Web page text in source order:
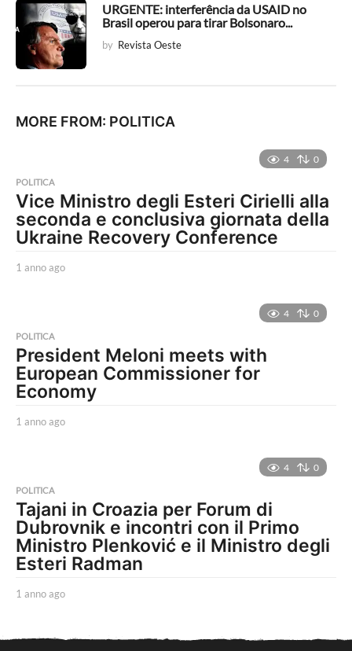
URGENTE: interferência da USAID no
Brasil operou para tirar Bolsonaro...
by Revista Oeste
MORE FROM: POLITICA
4 0
POLITICA
Vice Ministro degli Esteri Cirielli alla
seconda e conclusiva giornata della
Ukraine Recovery Conference
1 anno ago
g
o
4 0
POLITICA
President Meloni meets with
European Commissioner for
Economy
1 anno ago
o
4 0
POLITICA
Tajani in Croazia per Forum di
Dubrovnik e incontri con il Primo
Ministro Plenković e il Ministro degli
Esteri Radman
1 anno ago
n